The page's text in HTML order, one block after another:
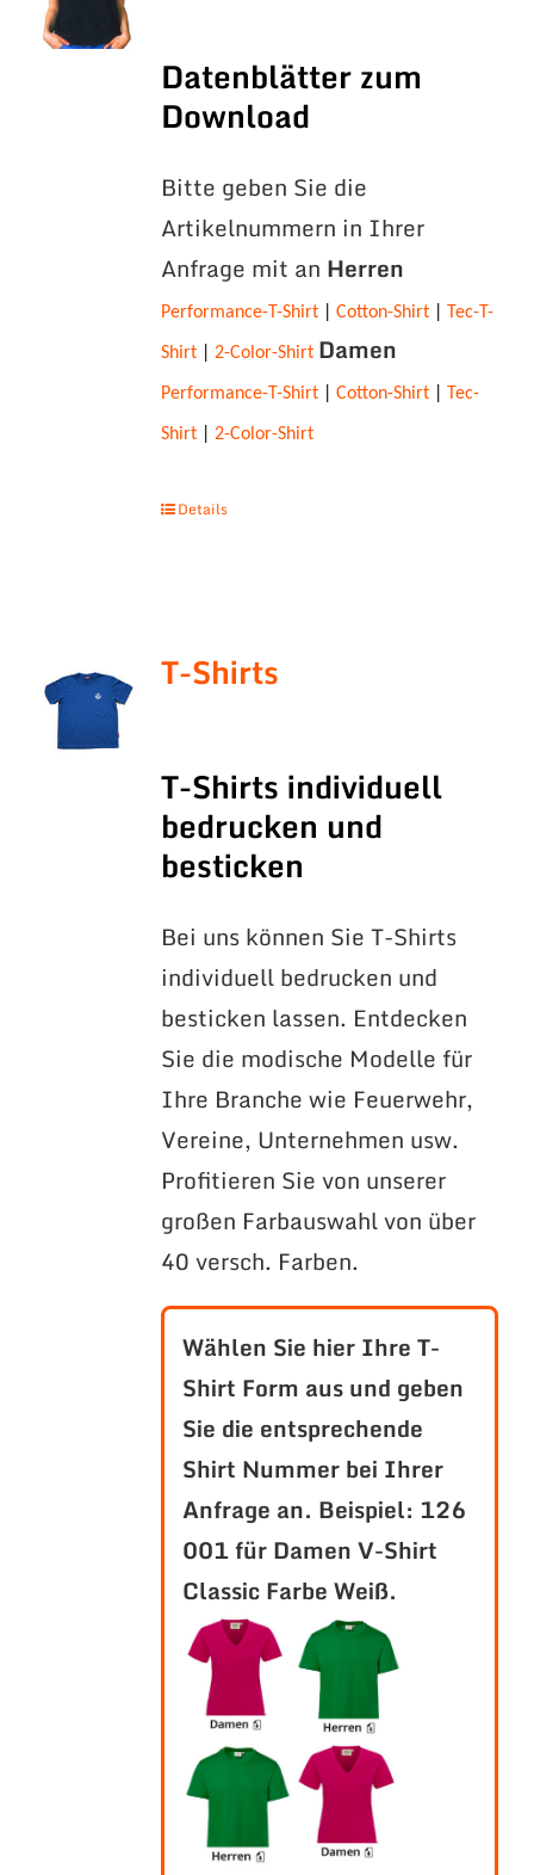
Datenblätter zum
Download
Bitte geben Sie die
Artikelnummern in Ihrer
Anfrage mit an Herren
Performance-T-Shirt| Cotton-Shirt Tec-T-
Shirt| 2-Color-Shirt Damen
Performance-T-Shirt| Cotton-Shirt| Tec-
Shirt| 2-Color-Shirt
Details
T-Shirts
T-Shirts individuell
bedrucken und
besticken
Bei uns können Sie T-Shirts
individuell bedrucken und
besticken lassen. Entdecken
Sie die modische Modelle für
Ihre Branche wie Feuerwehr,
Vereine, Unternehmen usw.
Profitieren Sie von unserer
großen Farbauswahl von über
40 versch. Farben.
Wählen Sie hier Ihre T-
Shirt Form aus und geben
Sie die entsprechende
Shirt Nummer bei Ihrer
Anfrage an. Beispiel: 126
001 für Damen V-Shirt
Classic Farbe Weiß.